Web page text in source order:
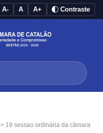
A- A A+ Contraste
> 19 sessao ordinária da câmara